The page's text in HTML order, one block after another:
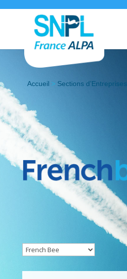
Accueil > Sections d’Entreprises